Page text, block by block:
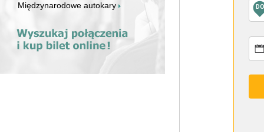
Międzynarodowe autokary DO